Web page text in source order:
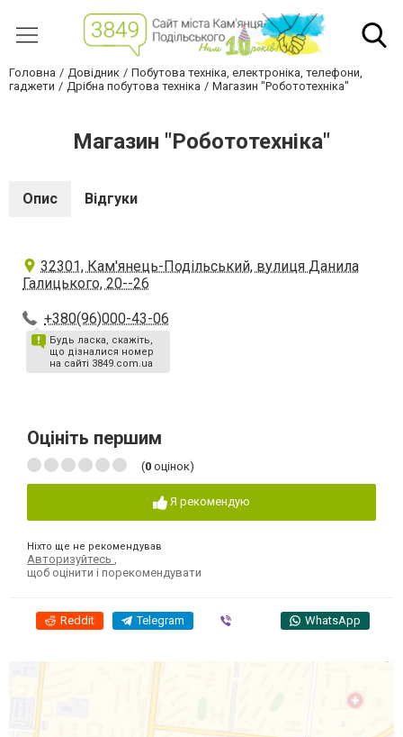
Головна Довідник
Побутова техніка, електроніка, телефони,
гаджети
Дрібна побутова техніка Магазин "Робототехніка"
Магазин "Робототехніка"
Опис Відгуки
32301, Кам'янець-Подільський, вулиця Данила
Галицького, 20--26
+380(96)000-43-06
Будь ласка, скажіть,
що дізналися номер
на сайті 3849.com.ua
Оцініть першим
(0 оцінок)
Я рекомендую
Ніхто ще не рекомендував
Авторизуйтесь
щоб оцінити і порекомендувати
Reddit Telegram WhatsApp